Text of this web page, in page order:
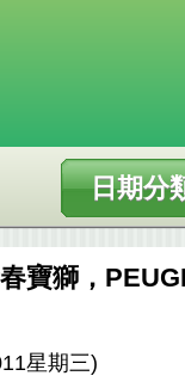
日期分
寶獅，
星期三)